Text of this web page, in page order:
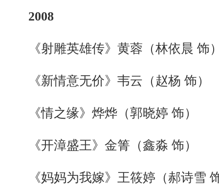
2008
《射雕英雄传》黄蓉（林依晨 饰
《新情意无价》韦云（赵杨 饰）
《情之缘》烨烨（郭晓婷 饰）
《开漳盛王》金箐（鑫淼 饰）
《妈妈为我嫁》王筱婷（郝诗雪